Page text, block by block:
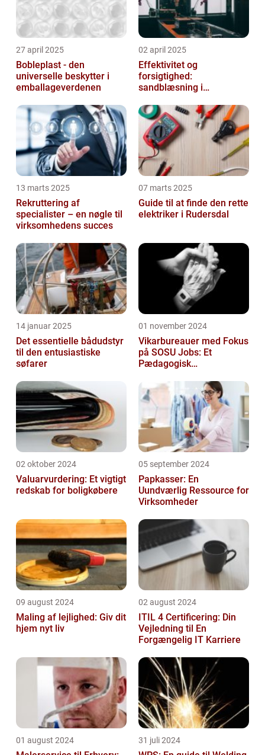
27 april 2025
Bobleplast - den
universelle beskytter i
emballageverdenen
02 april 2025
Effektivitet og
forsigtighed:
sandblæsning i
13 marts 2025
Rekruttering af
specialister – en nøgle til
virksomhedens succes
07 marts 2025
Guide til at finde den rette
elektriker i Rudersdal
14 januar 2025
Det essentielle bådudstyr
til den entusiastiske
søfarer
01 november 2024
Vikarbureauer med Fokus
på SOSU Jobs: Et
Pædagogisk
02 oktober 2024
Valuarvurdering: Et vigtigt
redskab for boligkøbere
05 september 2024
Papkasser: En
Uundværlig Ressource for
Virksomheder
09 august 2024
Maling af lejlighed: Giv dit
hjem nyt liv
02 august 2024
ITIL 4 Certificering: Din
Vejledning til En
Forgængelig IT Karriere
01 august 2024 31 juli 2024